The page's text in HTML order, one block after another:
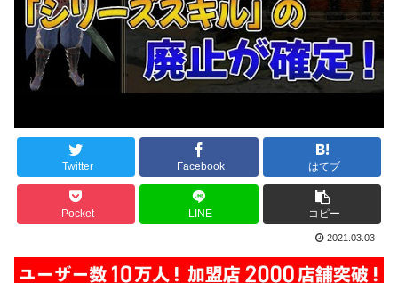
Twitter Facebook はてブ
Pocket LINE コピー
2021.03.03